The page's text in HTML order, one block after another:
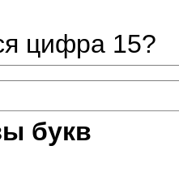
цифра 15?
букв